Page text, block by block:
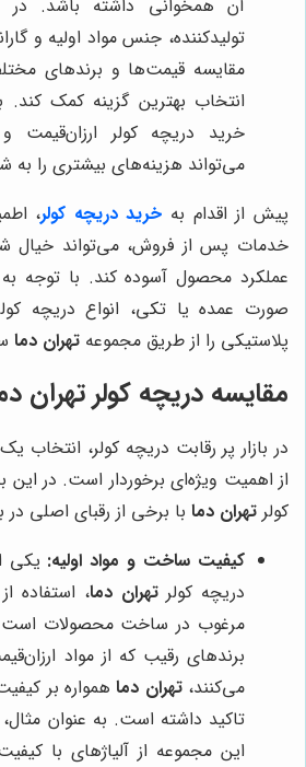
آن همخوانی داشته باشد. در
تولیدکننده، جنس مواد اولیه و
مقایسه قیمت‌ها و برندهای
انتخاب بهترین گزینه کمک کند.
خرید دریچه کولر ارزان‌قیمت
می‌تواند هزینه‌های بیشتری را به
پیش از اقدام به خرید دریچه کولر،
خدمات پس از فروش، می‌تواند خیال
عملکرد محصول آسوده کند. با توجه به
صورت عمده یا تکی، انواع دریچه
پلاستیکی را از طریق مجموعه تهران دما
مقایسه دریچه کولرتهران
در بازار پر رقابت دریچه کولر، انتخاب
از اهمیت ویژه‌ای برخوردار است. در
کولر تهران دما با برخی از رقبای اصلی در
کیفیت ساخت و مواد اولیه: یکی
دریچه کولرتهران دما، استفاده
مرغوب در ساخت محصولات است.
برندهای رقیب که از مواد
می‌کنند،تهران دماهمواره بر
تاکید داشته است. به عنوان
این مجموعه از آلیاژهای با